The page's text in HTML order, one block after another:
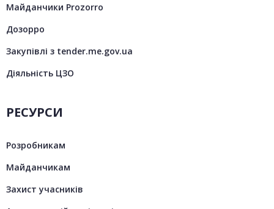
Майданчики Prozorro
Дозорро
Закупівлі з tender.me.gov.ua
Діяльність ЦЗО
РЕСУРСИ
Розробникам
Майданчикам
Захист учасників